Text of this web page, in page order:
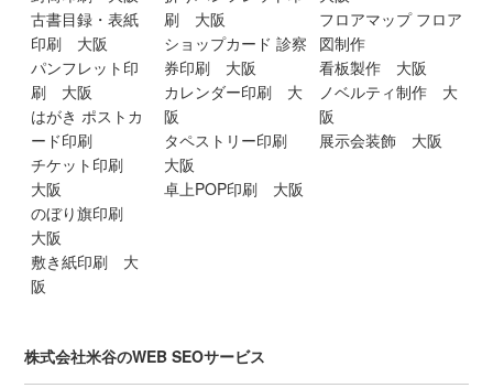
古書目録・表紙
印刷 大阪
パンフレット印
刷 大阪
はがき ポストカ
ード印刷
チケット印刷
大阪
のぼり旗印刷
大阪
敷き紙印刷 大
阪
刷 大阪
ショップカード 診察
券印刷 大阪
カレンダー印刷 大
阪
タペストリー印刷
大阪
卓上POP印刷 大阪
フロアマップ フロア
図制作
看板製作 大阪
ノベルティ制作 大
阪
展示会装飾 大阪
株式会社米谷のWEB SEOサービス